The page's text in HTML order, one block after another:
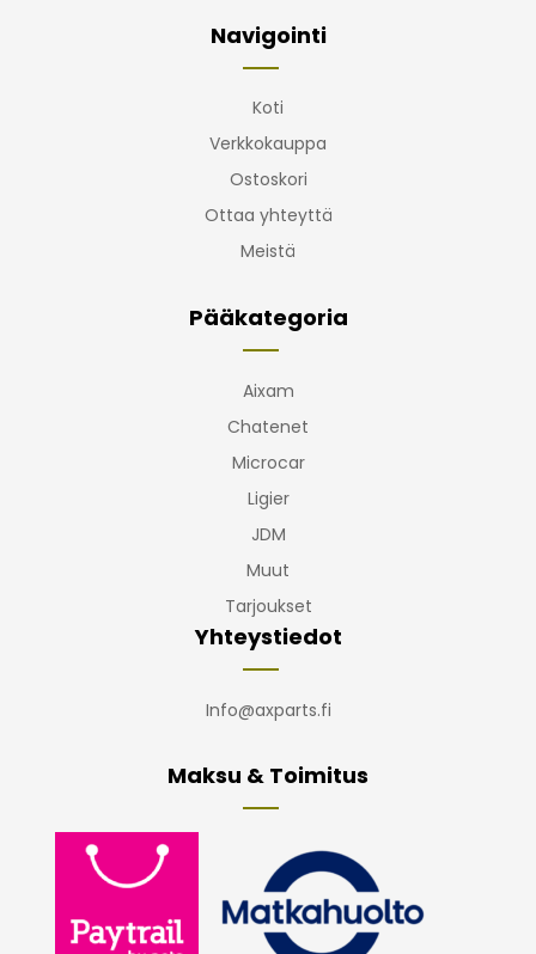
Navigointi
Koti
Verkkokauppa
Ostoskori
Ottaa yhteyttä
Meistä
Pääkategoria
Aixam
Chatenet
Microcar
Ligier
JDM
Muut
Tarjoukset
Yhteystiedot
Info@axparts.fi
Maksu & Toimitus